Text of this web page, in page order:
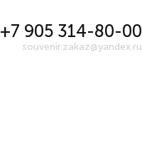
+7 905 314-80-00
souvenir.zakaz@yandex.ru